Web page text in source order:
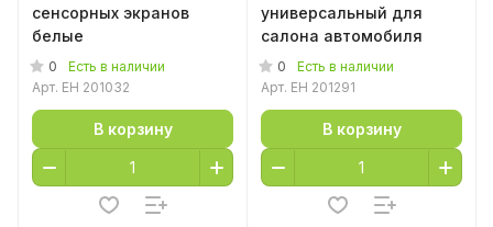
сенсорных экранов
белые
0
Есть в наличии
Арт. EH 201032
В корзину
универсальный для
салона автомобиля
0
Есть в наличии
Арт. EH 201291
В корзину